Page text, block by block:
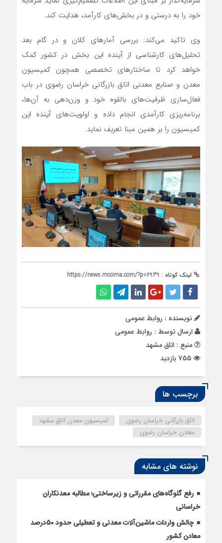
خود را به درستی و در بخش‌های کارآمد، هدایت کند.
وی تاکید می‌کند: بررسی آمارهای کلان و در گام بعد
تحلیل‌های کارشناسی از آینده این بخش در کشور کمک
خواهد کرد تا ساختارهای تخصصی همچون کمیسیون
معدن و صنایع معدنی اتاق بازرگانی خراسان رضوی در باب
فعال‌سازی ظرفیت‌های بالقوه خود و وزن‌دهی به آن‌ها،
برنامه‌ریزی کارآمدی انجام داده و اولویت‌های آینده این
کمیسیون را بر همین مبنا تعریف نماید.
لینک کوتاه : https://news.mccima.com/?p=6939
نویسنده : روابط عمومی
ارسال توسط : روابط عمومی
منبع : اتاق مشهد
برچسب ها
اتاق بازرگانی خراسان رضوی
کمیسیون معدن اتاق مشهد
معادن خراسان رضوی
نوشته های مشابه
رفع گلوگاه‌های مقرراتی و زیرساختی؛ مطالبه معدنکاران
خراسانی
چالش واردات ماشین‌آلات معدنی و تعطیلی حدود 50درصد
معادن کشور